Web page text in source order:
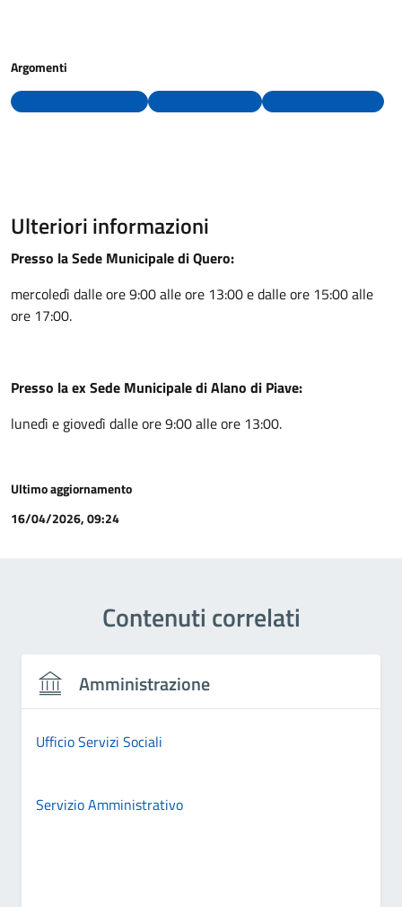
Argomenti
Ulteriori informazioni
Presso la Sede Municipale di Quero:
mercoledì dalle ore 9:00 alle ore 13:00 e dalle ore 15:00 alle
ore 17:00.
Presso la ex Sede Municipale di Alano di Piave:
lunedì e giovedì dalle ore 9:00 alle ore 13:00.
Ultimo aggiornamento
16/04/2026, 09:24
Contenuti correlati
Amministrazione
Ufficio Servizi Sociali
Servizio Amministrativo